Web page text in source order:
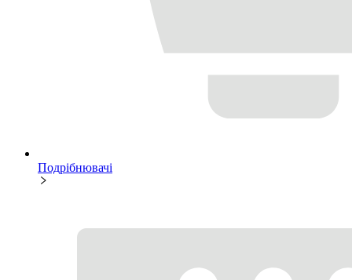
Подрібнювачі